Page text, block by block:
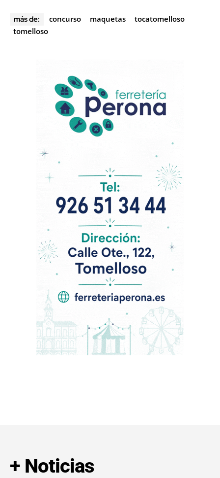
más de: concurso maquetas
tocatomelloso
tomelloso
+ Noticias